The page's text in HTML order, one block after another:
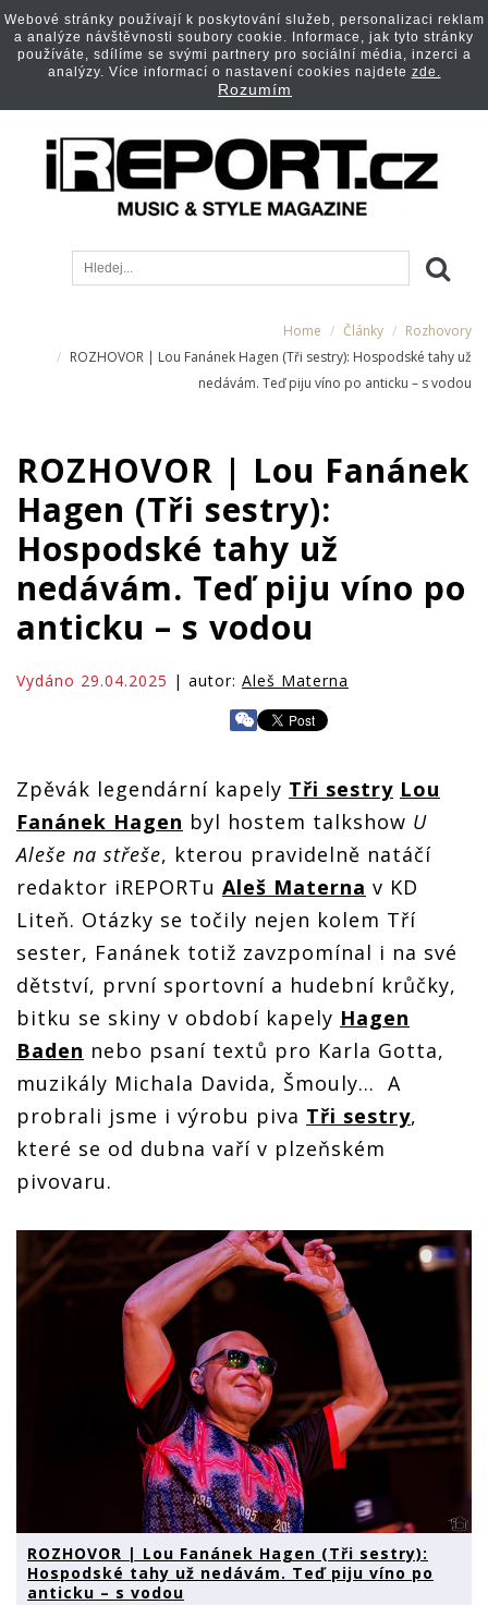
Home Články
Rozhovory
ROZHOVOR | Lou Fanánek Hagen (Tři sestry): Hospodské tahy už
nedávám. Teď piju víno po anticku – s vodou
ROZHOVOR | Lou Fanánek
Hagen (Tři sestry):
Hospodské tahy už
nedávám. Teď piju víno po
anticku – s vodou
Vydáno 29.04.2025 | autor: Aleš Materna
Zpěvák legendární kapely Tři sestry Lou
Fanánek Hagen byl hostem talkshow U
Aleše na střeše, kterou pravidelně natáčí
redaktor iREPORTu Aleš Materna v KD
Liteň. Otázky se točily nejen kolem Tří
sester, Fanánek totiž zavzpomínal i na své
dětství, první sportovní a hudební krůčky,
bitku se skiny v období kapely Hagen
Baden nebo psaní textů pro Karla Gotta,
muzikály Michala Davida, Šmouly... A
probrali jsme i výrobu piva Tři sestry,
které se od dubna vaří v plzeňském
pivovaru.
ROZHOVOR | Lou Fanánek Hagen (Tři sestry):
Hospodské tahy už nedávám. Teď piju víno po
anticku – s vodou
Webové stránky používají k poskytování služeb, personalizaci reklam
a analýze návštěvnosti soubory cookie. Informace, jak tyto stránky
používáte, sdílíme se svými partnery pro sociální média, inzerci a
analýzy. Více informací o nastavení cookies najdete zde.
Rozumím